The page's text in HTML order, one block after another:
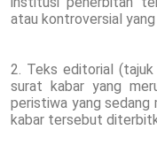
atau kontroversial
2. Teks editorial
surat kabar yang
peristiwa yang sedang
kabar tersebut